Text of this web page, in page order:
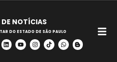
DE NOTÍCIAS
DO ESTADO DE SÃO PAULO